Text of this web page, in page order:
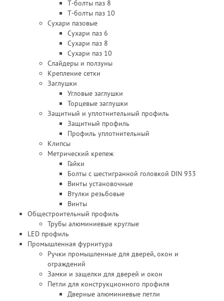
Т-болты паз 8
Т-болты паз 10
Сухари пазовые
Сухари паз 6
Сухари паз 8
Сухари паз 10
Слайдеры и ползуны
Крепление сетки
Заглушки
Угловые заглушки
Торцевые заглушки
Защитный и уплотнительный профиль
Защитный профиль
Профиль уплотнительный
Клипсы
Метрический крепеж
Гайки
Болты с шестигранной головкой DIN 933
Винты установочные
Втулки резьбовые
Винты
Общестроительный профиль
Трубы алюминиевые круглые
LED профиль
Промышленная фурнитура
Ручки промышленные для дверей, окон и
ограждений
Замки и защелки для дверей и окон
Петли для конструкционного профиля
Дверные алюминиевые петли